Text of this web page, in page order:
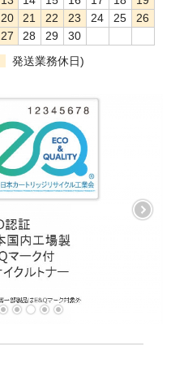
20
21 22 23 24 25
26
27
28 29
30
発送業務休日)